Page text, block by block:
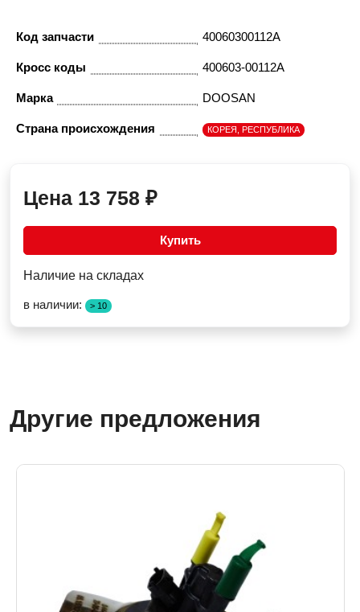
Код запчасти 40060300112A
Кросс коды 400603-00112A
Марка DOOSAN
Страна происхождения КОРЕЯ, РЕСПУБЛИКА
Цена 13 758 ₽
Купить
Наличие на складах
в наличии: > 10
Другие предложения